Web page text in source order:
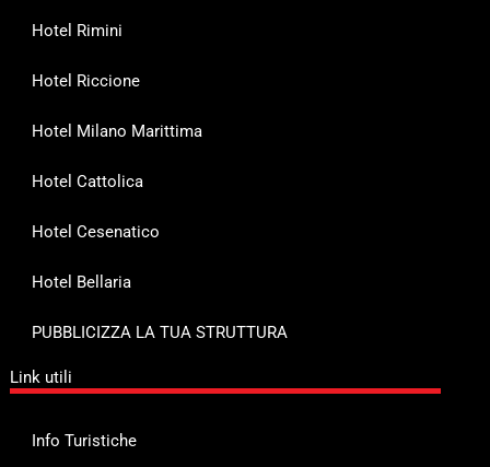
Hotel Rimini
Hotel Riccione
Hotel Milano Marittima
Hotel Cattolica
Hotel Cesenatico
Hotel Bellaria
PUBBLICIZZA LA TUA STRUTTURA
Link utili
Info Turistiche